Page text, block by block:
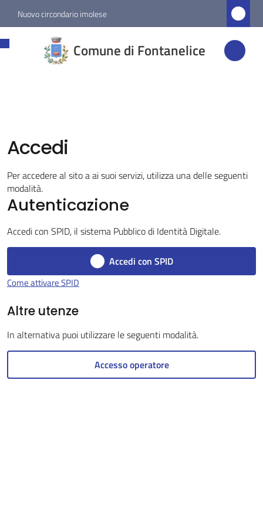
Vai al contenuto
Vai alla navigazione
Vai al footer
Nuovo circondario imolese
Comune di Fontanelice
Fontanelice
Novità
Servizi
Vivere
Fontanelice
Servizi
on-
line
Tutti
Accedi
Per accedere al sito a ai suoi servizi, utilizza una delle seguenti
modalità.
Autenticazione
Accedi con SPID, il sistema Pubblico di Identità Digitale.
Accedi con SPID
Come attivare SPID
Altre utenze
In alternativa puoi utilizzare le seguenti modalità.
Accesso operatore